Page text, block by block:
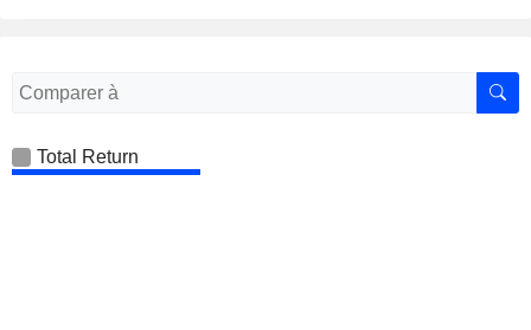
Total Return